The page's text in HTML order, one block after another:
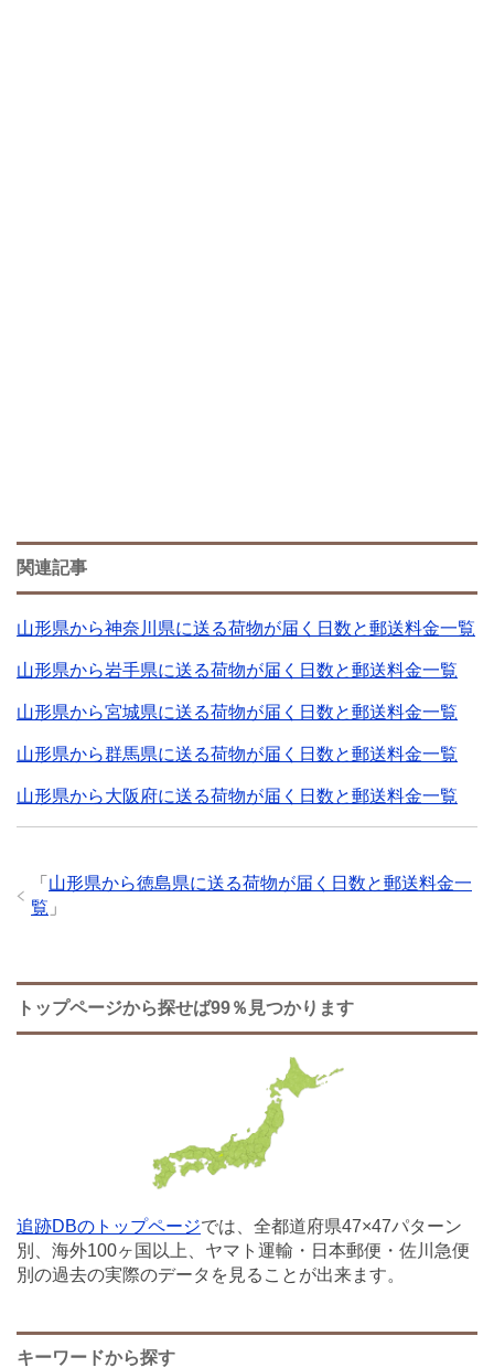
関連記事
山形県から神奈川県に送る荷物が届く日数と郵送料金一覧
山形県から岩手県に送る荷物が届く日数と郵送料金一覧
山形県から宮城県に送る荷物が届く日数と郵送料金一覧
山形県から群馬県に送る荷物が届く日数と郵送料金一覧
山形県から大阪府に送る荷物が届く日数と郵送料金一覧
「 山形県から徳島県に送る荷物が届く日数と郵送料金一
覧 」
トップページから探せば99％見つかります
追跡DBのトップページでは、全都道府県47×47パターン
別、海外100ヶ国以上、ヤマト運輸・日本郵便・佐川急便
別の過去の実際のデータを見ることが出来ます。
キーワードから探す